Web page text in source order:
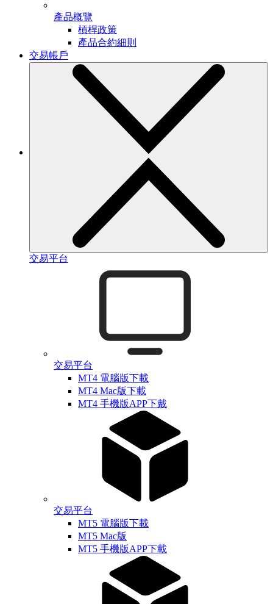
產品概覽
槓桿政策
產品合約細則
交易帳戶
交易平台
交易平台
MT4 電腦版下載
MT4 Mac版下載
MT4 手機版APP下戴
交易平台
MT5 電腦版下載
MT5 Mac版
MT5 手機版APP下載